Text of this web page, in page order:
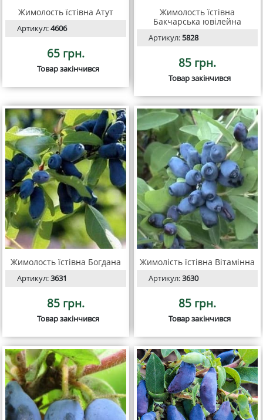
Жимолость їстівна Атут
Артикул:4606
65 грн.
Товар закінчився
Жимолость їстівна
Бакчарська ювілейна
Артикул:5828
85 грн.
Товар закінчився
Жимолость їстівна Богдана
Артикул:3631
85 грн.
Товар закінчився
Жимолість їстівна Вітамінна
Артикул:3630
85 грн.
Товар закінчився